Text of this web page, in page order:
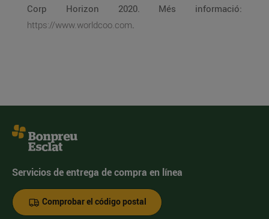
Corp Horizon 2020. Més informació:
https://www.worldcoo.com.
Servicios de entrega de compra en línea
Comprobar el código postal